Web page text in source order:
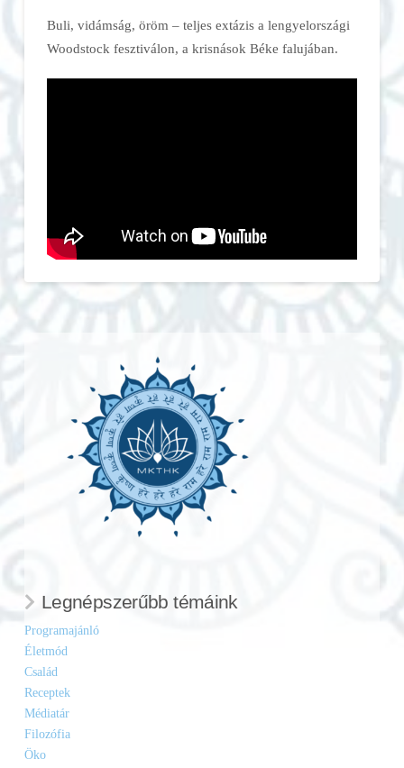
Buli, vidámság, öröm – teljes extázis a lengyelországi
Woodstock fesztiválon, a krisnások Béke falujában.
Legnépszerűbb témáink
Programajánló
Életmód
Család
Receptek
Médiatár
Filozófia
Öko